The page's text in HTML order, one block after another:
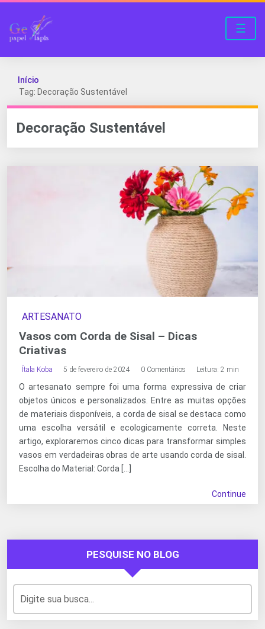
☰
Início
Tag: Decoração Sustentável
Decoração Sustentável
ARTESANATO
Vasos com Corda de Sisal – Dicas
Criativas
Ítala Koba 5 de fevereiro de 2024 0 Comentários Leitura: 2 min
O artesanato sempre foi uma forma expressiva de criar
objetos únicos e personalizados. Entre as muitas opções
de materiais disponíveis, a corda de sisal se destaca como
uma escolha versátil e ecologicamente correta. Neste
artigo, exploraremos cinco dicas para transformar simples
vasos em verdadeiras obras de arte usando corda de sisal.
Escolha do Material: Corda […]
Continue
PESQUISE NO BLOG